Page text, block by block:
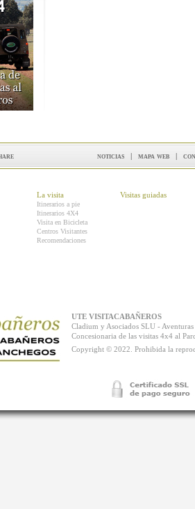
noticias | mapa web |
La visita
Itinerarios a pie
Itinerarios 4X4
Visita en Bicicleta
Centros Visitantes
Recomendaciones
Visitas guiadas
UTE VISITACABAÑEROS
Cladium y Asociados SLU -
Concesionaria de las visitas 4x4 al
Copyright © 2022. Prohibida la